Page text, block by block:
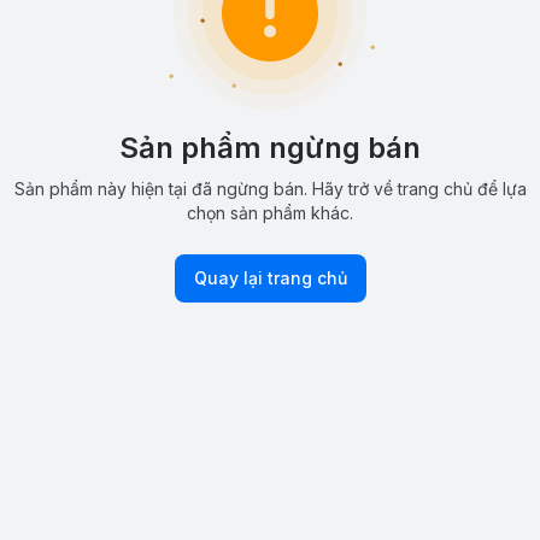
Sản phẩm ngừng bán
Sản phẩm này hiện tại đã ngừng bán. Hãy trở về trang chủ để lựa
chọn sản phẩm khác.
Quay lại trang chủ